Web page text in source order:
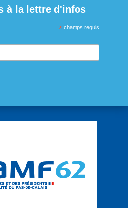
à la lettre d'infos
* champs requis